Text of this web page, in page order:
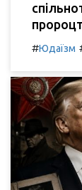
#Юдаїзм